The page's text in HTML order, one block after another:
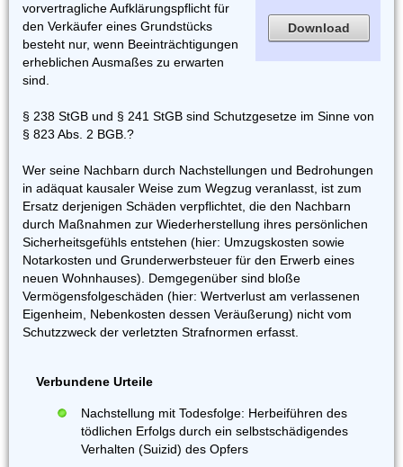
Download
vorvertragliche Aufklärungspflicht für
den Verkäufer eines Grundstücks
besteht nur, wenn Beeinträchtigungen
erheblichen Ausmaßes zu erwarten
sind.
§ 238 StGB und § 241 StGB sind Schutzgesetze im Sinne von
§ 823 Abs. 2 BGB.?
Wer seine Nachbarn durch Nachstellungen und Bedrohungen
in adäquat kausaler Weise zum Wegzug veranlasst, ist zum
Ersatz derjenigen Schäden verpflichtet, die den Nachbarn
durch Maßnahmen zur Wiederherstellung ihres persönlichen
Sicherheitsgefühls entstehen (hier: Umzugskosten sowie
Notarkosten und Grunderwerbsteuer für den Erwerb eines
neuen Wohnhauses). Demgegenüber sind bloße
Vermögensfolgeschäden (hier: Wertverlust am verlassenen
Eigenheim, Nebenkosten dessen Veräußerung) nicht vom
Schutzzweck der verletzten Strafnormen erfasst.
Verbundene Urteile
Nachstellung mit Todesfolge: Herbeiführen des
tödlichen Erfolgs durch ein selbstschädigendes
Verhalten (Suizid) des Opfers